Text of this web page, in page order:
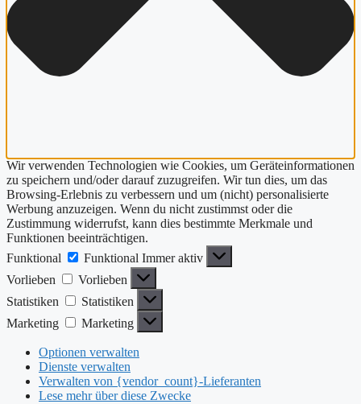
Wir verwenden Technologien wie Cookies, um Geräteinformationen
zu speichern und/oder darauf zuzugreifen. Wir tun dies, um das
Browsing-Erlebnis zu verbessern und um (nicht) personalisierte
Werbung anzuzeigen. Wenn du nicht zustimmst oder die
Zustimmung widerrufst, kann dies bestimmte Merkmale und
Funktionen beeinträchtigen.
Funktional
Funktional Immer aktiv
Vorlieben
Vorlieben
Statistiken
Statistiken
Marketing
Marketing
Optionen verwalten
Dienste verwalten
Verwalten von {vendor_count}-Lieferanten
Lese mehr über diese Zwecke